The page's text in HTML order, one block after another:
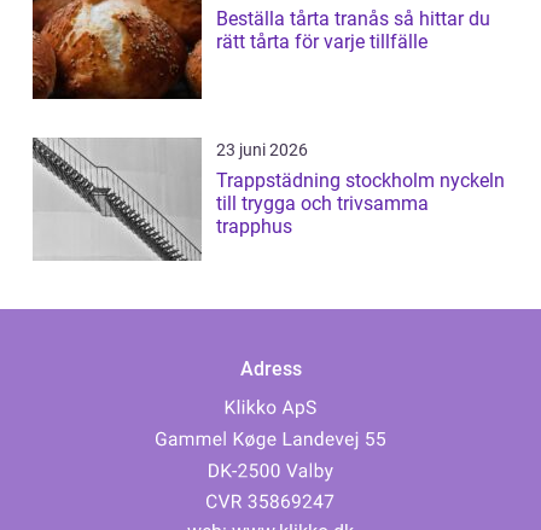
Beställa tårta tranås så hittar du
rätt tårta för varje tillfälle
23 juni 2026
Trappstädning stockholm nyckeln
till trygga och trivsamma
trapphus
Adress